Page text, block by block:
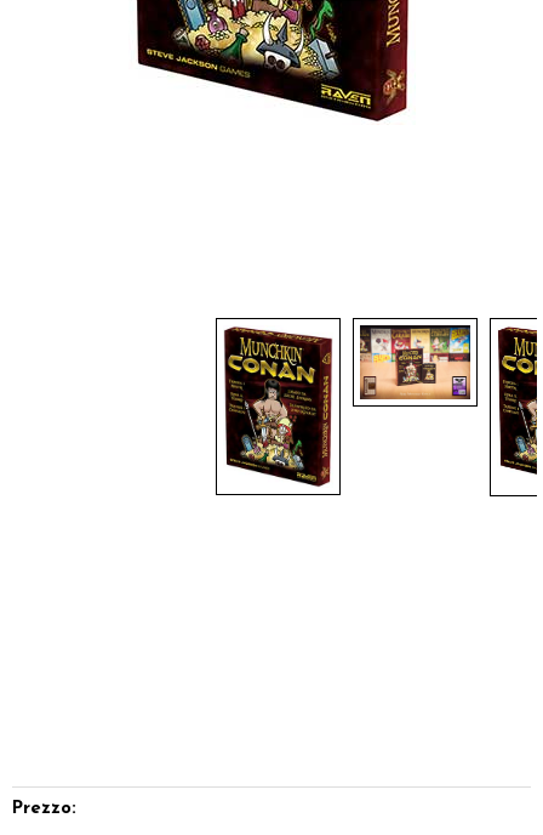
Prezzo: